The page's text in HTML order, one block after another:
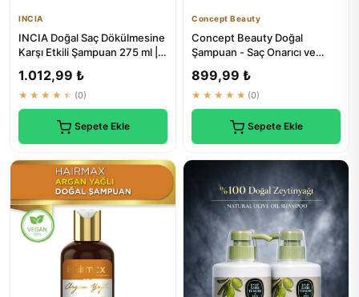
INCIA
INCIA Doğal Saç Dökülmesine
Karşı Etkili Şampuan 275 ml | 8
1.012,99 ₺
★★★★★ (0)
Sepete Ekle
Concept Beauty
Concept Beauty Doğal
Şampuan - Saç Onarıcı ve
...
899,99 ₺
★★★★★ (0)
Sepete Ekle